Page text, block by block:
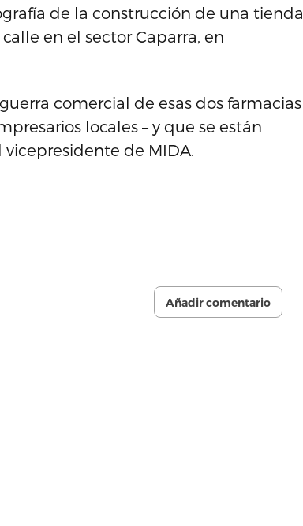
de la construcción de una tienda
en el sector Caparra, en
comercial de esas dos farmacias
locales – y que se están
vicepresidente de MIDA.
Añadir comentario